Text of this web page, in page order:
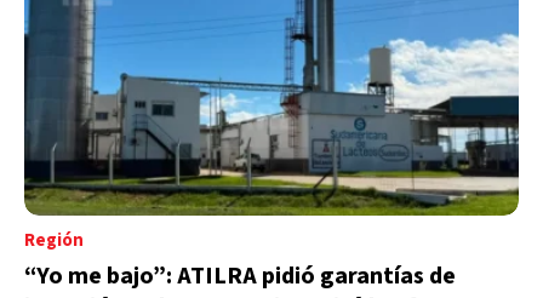
Región
“Yo me bajo”: ATILRA pidió garantías de